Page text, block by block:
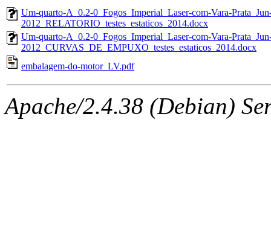
Um-quarto-A_0.2-0_Fogos_Imperial_Laser-com-Vara-
2012_RELATORIO_testes_estaticos_2014.docx
Um-quarto-A_0.2-0_Fogos_Imperial_Laser-com-Vara-
2012_CURVAS_DE_EMPUXO_testes_estaticos_2014.docx
embalagem-do-motor_LV.pdf
Apache/2.4.38 (Debian)